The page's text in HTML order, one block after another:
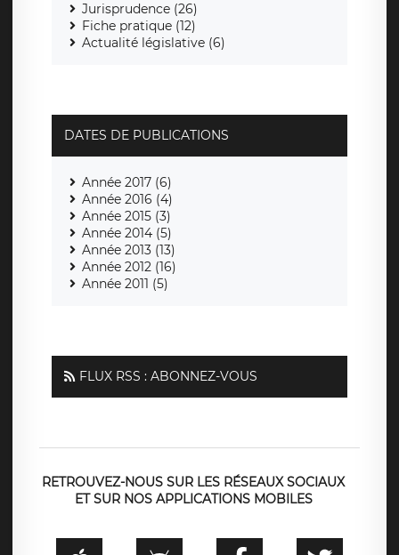
Jurisprudence (26)
Fiche pratique (12)
Actualité législative (6)
DATES DE PUBLICATIONS
Année 2017 (6)
Année 2016 (4)
Année 2015 (3)
Année 2014 (5)
Année 2013 (13)
Année 2012 (16)
Année 2011 (5)
FLUX RSS : ABONNEZ-VOUS
RETROUVEZ-NOUS SUR LES RÉSEAUX SOCIAUX
ET SUR NOS APPLICATIONS MOBILES